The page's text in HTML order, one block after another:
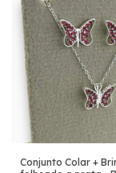
Conjunto Colar +